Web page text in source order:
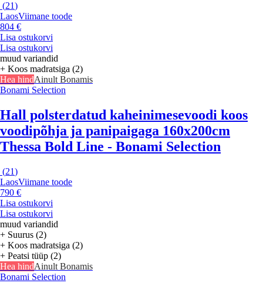
(21)
LaosViimane toode
804 €
Lisa ostukorvi
Lisa ostukorvi
muud variandid
+ Koos madratsiga (2)
Hea hindAinult Bonamis
Bonami Selection
Hall polsterdatud kaheinimesevoodi koos
voodipõhja ja panipaigaga 160x200cm
Thessa Bold Line - Bonami Selection
(21)
LaosViimane toode
790 €
Lisa ostukorvi
Lisa ostukorvi
muud variandid
+ Suurus (2)
+ Koos madratsiga (2)
+ Peatsi tüüp (2)
Hea hindAinult Bonamis
Bonami Selection